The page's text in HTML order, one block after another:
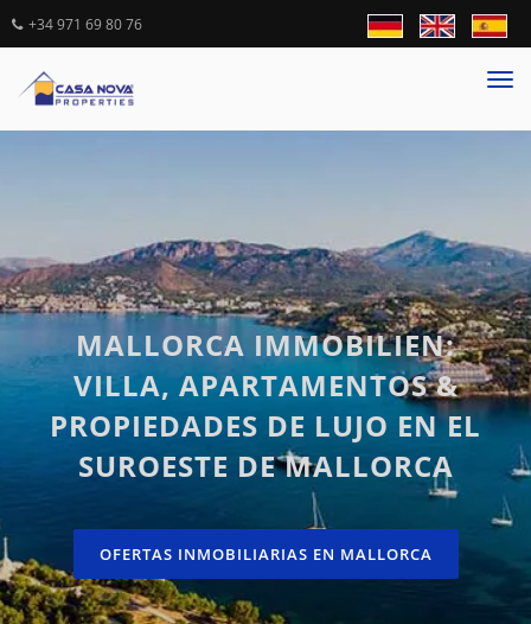
+34 971 69 80 76
MALLORCA IMMOBILIEN:
VILLA, APARTAMENTOS &
PROPIEDADES DE LUJO EN EL
SUROESTE DE MALLORCA
OFERTAS INMOBILIARIAS EN MALLORCA